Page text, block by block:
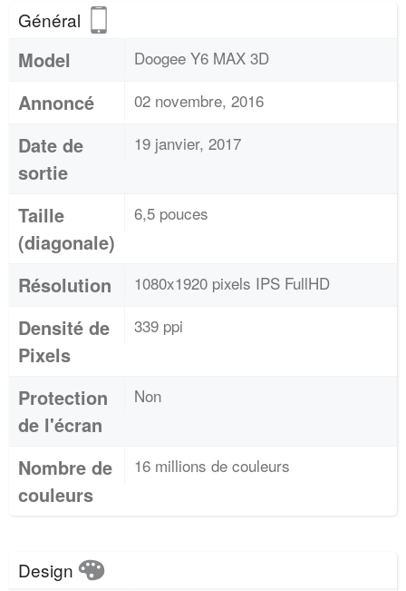
Général
Model Doogee Y6 MAX 3D
Annoncé 02 novembre, 2016
Date de
sortie
19 janvier, 2017
Taille
(diagonale)
6,5 pouces
Résolution 1080x1920 pixels IPS FullHD
Densité de
Pixels
339 ppi
Protection
de l'écran
Non
Nombre de
couleurs
16 millions de couleurs
Design